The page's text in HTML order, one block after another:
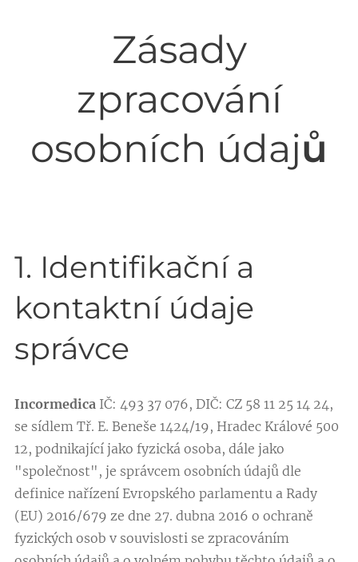
Zásady
zpracování
osobních údajů
1. Identifikační a
kontaktní údaje
správce
Incormedica IČ: 493 37 076, DIČ: CZ 58 11 25 14 24,
se sídlem Tř. E. Beneše 1424/19, Hradec Králové 500
12, podnikající jako fyzická osoba, dále jako
"společnost", je správcem osobních údajů dle
definice nařízení Evropského parlamentu a Rady
(EU) 2016/679 ze dne 27. dubna 2016 o ochraně
fyzických osob v souvislosti se zpracováním